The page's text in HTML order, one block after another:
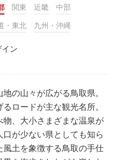
関東 近畿 中部
・東北 九州・沖縄
イン
の山々が広がる鳥取県。
ロードが主な観光名所。
、大小さまざまな温泉が
が少ない県としても知ら
土を象徴する鳥取の手仕